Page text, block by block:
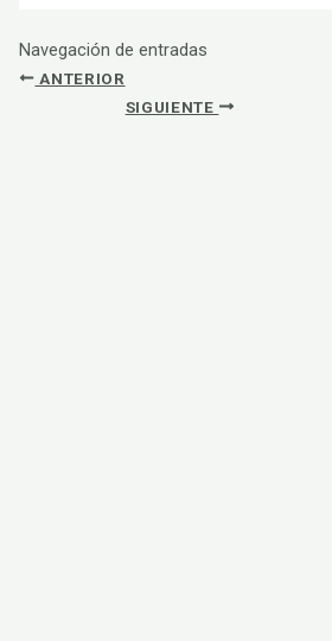
Navegación de entradas
ANTERIOR
SIGUIENTE